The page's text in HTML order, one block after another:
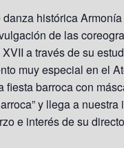
histórica
de las
a través de su
muy especial en el
fiesta barroca con
y llega a nuestra
e interés de su